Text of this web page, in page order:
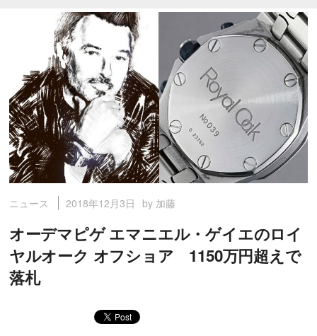
ニュース 2018年12月3日 by 加藤
オーデマピゲ エマニエル・ゲイエのロイ
ヤルオーク オフショア 1150万円超えで
落札